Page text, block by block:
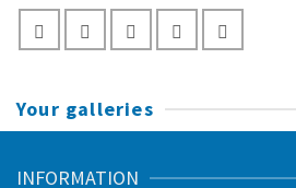
Your galleries
INFORMATION